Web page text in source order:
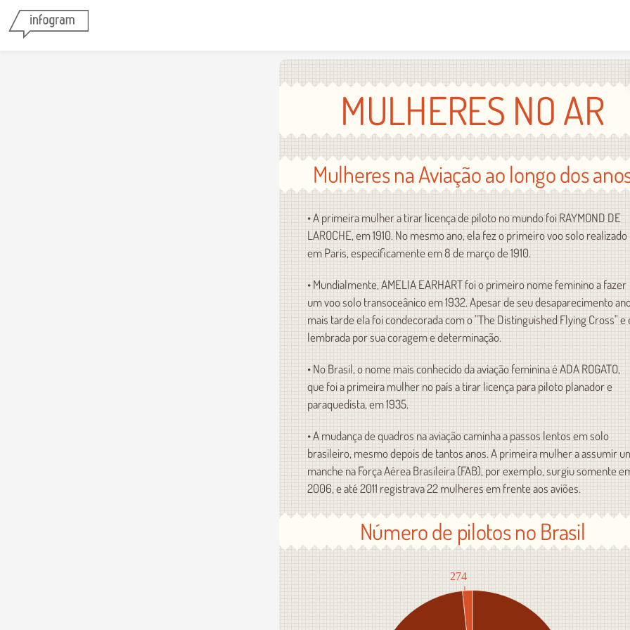
MULHERES NO AR
Mulheres na Aviação ao longo dos
• A primeira mulher a tirar licença de piloto no mundo foi RAYMOND DE
LAROCHE, em 1910. No mesmo ano, ela fez o primeiro voo solo realizado
em Paris, especificamente em 8 de março de 1910.
• Mundialmente, AMELIA EARHART foi o primeiro nome feminino a fazer
um voo solo transoceânico em 1932. Apesar de seu desaparecimento
mais tarde ela foi condecorada com o "The Distinguished Flying Cross" e
lembrada por sua coragem e determinação.
• No Brasil, o nome mais conhecido da aviação feminina é ADA ROGATO,
que foi a primeira mulher no país a tirar licença para piloto planador e
paraquedista, em 1935.
• A mudança de quadros na aviação caminha a passos lentos em solo
brasileiro, mesmo depois de tantos anos. A primeira mulher a assumir
manche na Força Aérea Brasileira (FAB), por exemplo, surgiu somente
2006, e até 2011 registrava 22 mulheres em frente aos aviões.
Número de pilotos no Brasil
274